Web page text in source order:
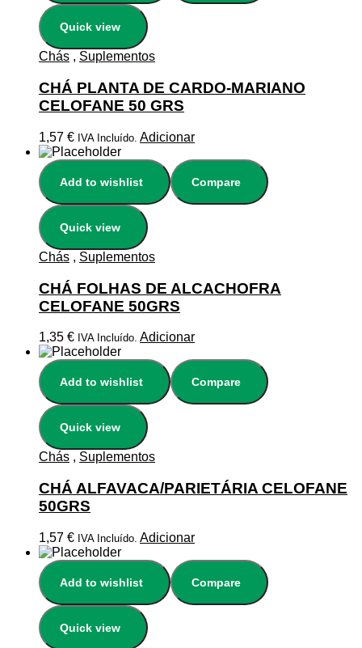
Quick view
Chás , Suplementos
CHÁ PLANTA DE CARDO-MARIANO
CELOFANE 50 GRS
1,57 € IVA Incluído. Adicionar
Add to wishlist Compare
Quick view
Chás , Suplementos
CHÁ FOLHAS DE ALCACHOFRA
CELOFANE 50GRS
1,35 € IVA Incluído. Adicionar
Add to wishlist Compare
Quick view
Chás , Suplementos
CHÁ ALFAVACA/PARIETÁRIA CELOFANE
50GRS
1,57 € IVA Incluído. Adicionar
Add to wishlist Compare
Quick view